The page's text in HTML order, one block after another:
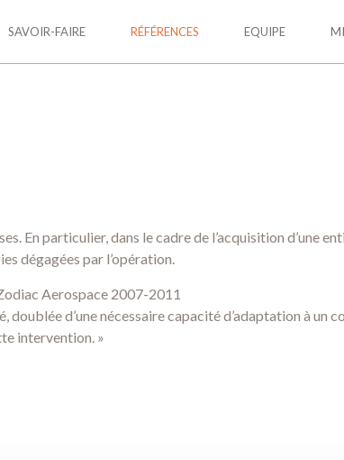
SAVOIR-FAIRE RÉFÉRENCES EQUIPE
En particulier, dans le cadre de l’acquisition d’une
dégagées par l’opération.
Aerospace 2007-2011
doublée d’une nécessaire capacité d’adaptation à
intervention. »